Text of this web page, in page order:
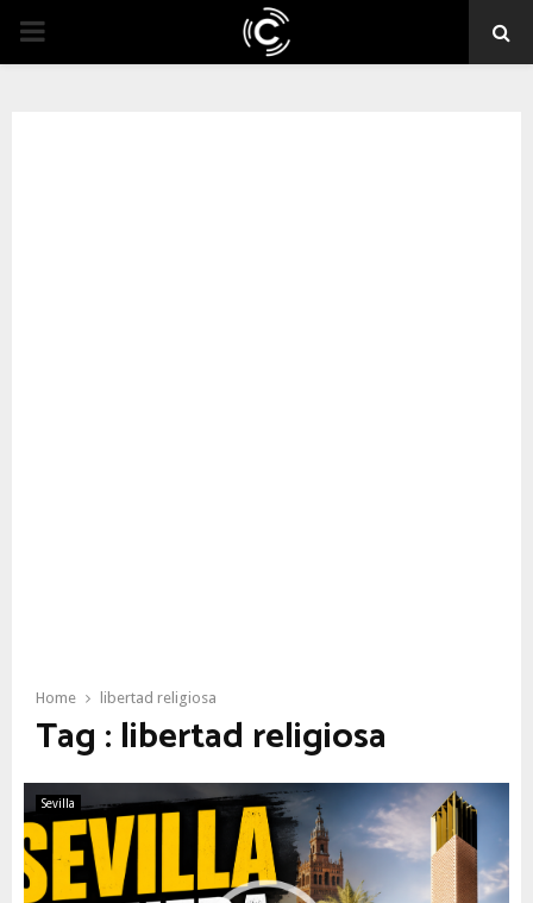
PRIMARY
Home libertad religiosa
Tag : libertad religiosa
Sevilla